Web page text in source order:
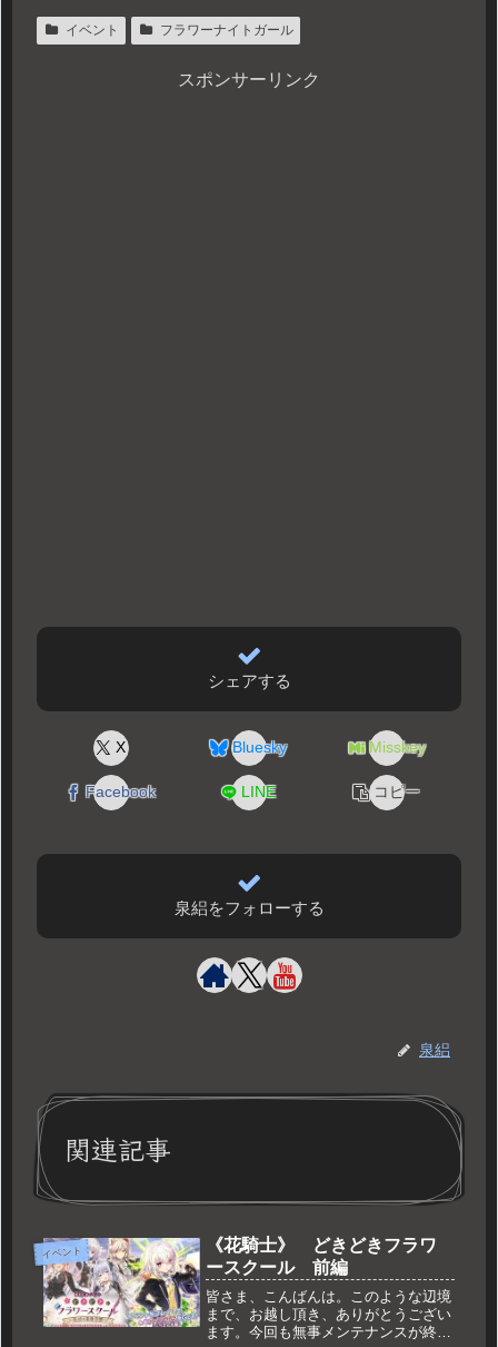
イベント フラワーナイトガール
スポンサーリンク
シェアする
X Bluesky Misskey
Facebook LINE コピー
泉絽をフォローする
泉絽
関連記事
イベント
《花騎士》 どきどきフラワ
ースクール 前編
皆さま、こんばんは。このような辺境
まで、お越し頂き、ありがとうござい
ます。今回も無事メンテナンスが終了